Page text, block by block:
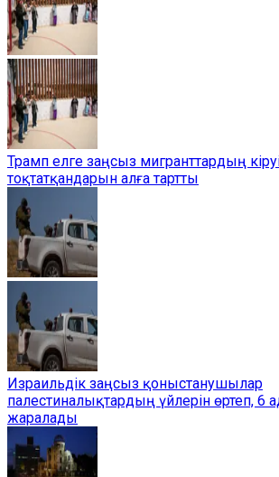
Трамп елге заңсыз мигранттардың
тоқтатқандарын алға тартты
Израильдік заңсыз қоныстанушылар
палестиналықтардың үйлерін өртеп, 6
жаралады